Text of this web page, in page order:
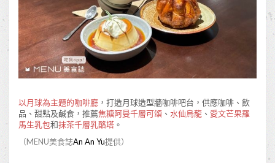
以月球為主題的咖啡廳 ，打造月球造型牆咖啡吧台，供應咖啡、飲
品、甜點及鹹食，推薦焦糖阿曼千層可頌 、 水仙烏龍 、 愛文芒果羅
馬生乳包和抹茶千層乳酪塔 。
（MENU美食誌An An Yu提供）